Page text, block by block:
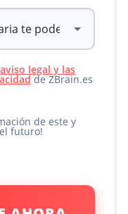
aviso legal y las
de ZBrain.es
de este y
futuro!